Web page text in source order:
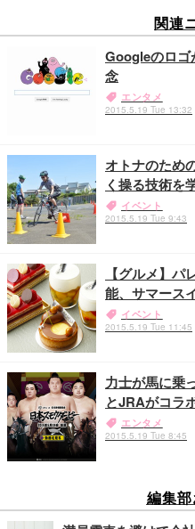
関連
Googleのロ
念
エンタメ
2015.5.19 Tue 13:32
オトナのため
く操る技術を
イベント
2015.5.19 Tue 9:43
【グルメ】
能、サマース
イベント
2015.5.19 Tue 11:45
力士が馬に乗
とJRAがコラ
エンタメ
2015.5.19 Tue 8:45
編集